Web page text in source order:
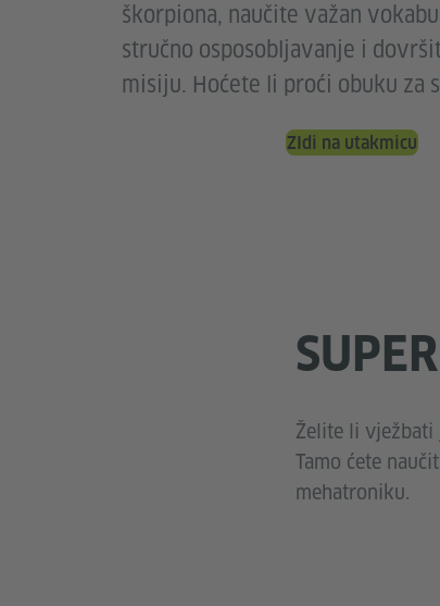
škorpiona, naučite važan
stručno osposobljavanje i
misiju. Hoćete li proći obuku za
ZIdi na utakmicu
Želite li vježbati
Tamo ćete
mehatroniku.